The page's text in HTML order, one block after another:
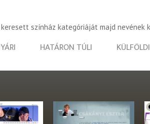
színház kategóriáját majd nevének
HATÁRON TÚLI KÜLFÖLDI